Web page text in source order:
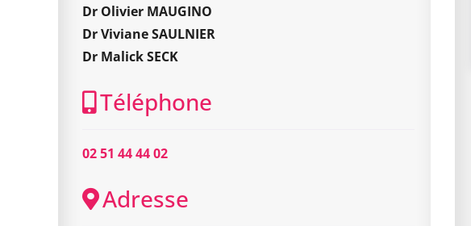
Dr Olivier MAUGINO
Dr Viviane SAULNIER
Dr Malick SECK
Téléphone
02 51 44 44 02
Adresse